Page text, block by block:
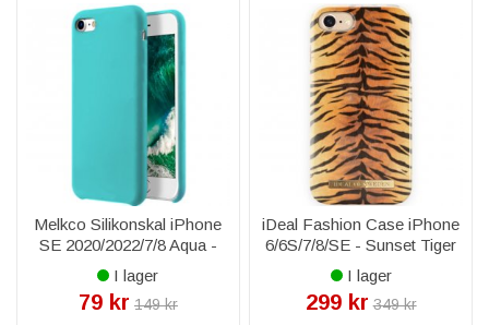
Melkco Silikonskal iPhone
SE 2020/2022/7/8 Aqua -
Grå Blå
I lager
79 kr 149 kr
iDeal Fashion Case iPhone
6/6S/7/8/SE - Sunset Tiger
I lager
299 kr 349 kr